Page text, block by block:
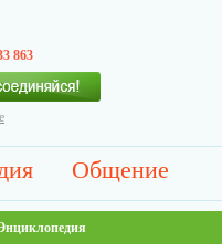
863
Общение